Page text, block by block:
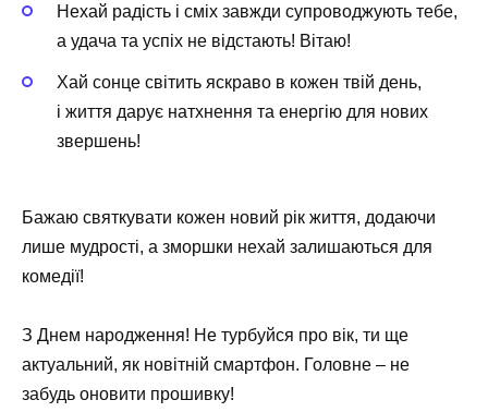
Нехай радість і сміх завжди супроводжують тебе,
а удача та успіх не відстають! Вітаю!
Хай сонце світить яскраво в кожен твій день,
і життя дарує натхнення та енергію для нових
звершень!
Бажаю святкувати кожен новий рік життя, додаючи
лише мудрості, а зморшки нехай залишаються для
комедії!
З Днем народження! Не турбуйся про вік, ти ще
актуальний, як новітній смартфон. Головне – не
забудь оновити прошивку!